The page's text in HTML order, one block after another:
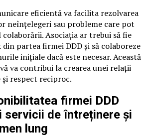
eficientă va facilita rezolvarea
neînțelegeri sau probleme care pot
Asociația ar trebui să fie
din partea firmei DDD și să colaboreze
inițiale dacă este necesar. Această
va contribui la crearea unei relații
respect reciproc.
firmei DDD
servicii de întreținere și
lung